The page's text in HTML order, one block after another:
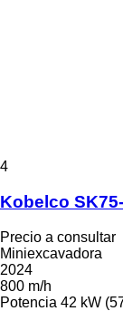
4
Kobelco
Precio a consultar
Miniexcavadora
2024
800 m/h
Potencia 42 kW